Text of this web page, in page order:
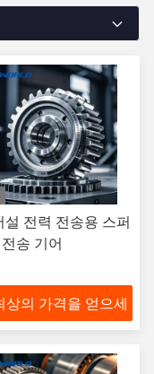
설 전력 전송용 스퍼
송 기어
상의 가격을 얻으세